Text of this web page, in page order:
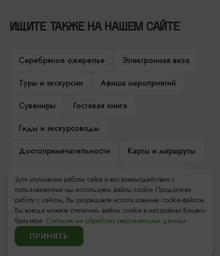
ИЩИТЕ ТАКЖЕ НА НАШЕМ САЙТЕ
Серебряное ожерелье
Электронная виза
Туры и экскурсии
Афиша мероприятий
Сувениры
Гостевая книга
Гиды и экскурсоводы
Достопримечательности
Карты и маршруты
Компас Балтийской кухни
Настоящий Калининградец
Музеи
Для улучшения работы сайта и его взаимодействия с
пользователями мы используем файлы cookie. Продолжая
работу с сайтом, Вы разрешаете использование cookie-файлов.
Вы всегда можете отключить файлы cookie в настройках Вашего
браузера. Согласие на обработку персональных данных.
ПРИНЯТЬ